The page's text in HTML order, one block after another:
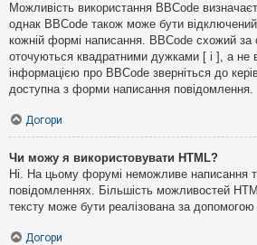
Можливість використання BBCode
однак BBCode також може бути відключений
кожній формі написання. BBCode схожий за
оточуються квадратними дужками [ і ], а не
інформацією про BBCode зверніться до
доступна з форми написання повідомлення.
Догори
Чи можу я використовувати HTML?
Ні. На цьому форумі неможливе написання
повідомленнях. Більшість можливостей
тексту може бути реалізована за
Догори